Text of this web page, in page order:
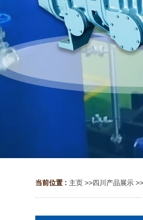
当前位置 : 主页 >>四川产品展示 >>